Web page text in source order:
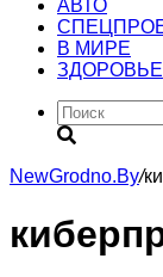
АВТО
В МИРЕ
ЗДОРОВЬЕ
NewGrodno.By/